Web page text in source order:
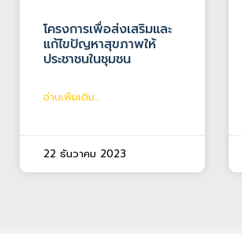
โครงการเพื่อส่งเสริมและ
แก้ไขปัญหาสุขภาพให้
ประชาชนในชุมชน
อ่านเพิ่มเติม...
22 ธันวาคม 2023